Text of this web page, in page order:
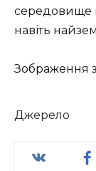
середовище
навіть
Зображення
Джерело